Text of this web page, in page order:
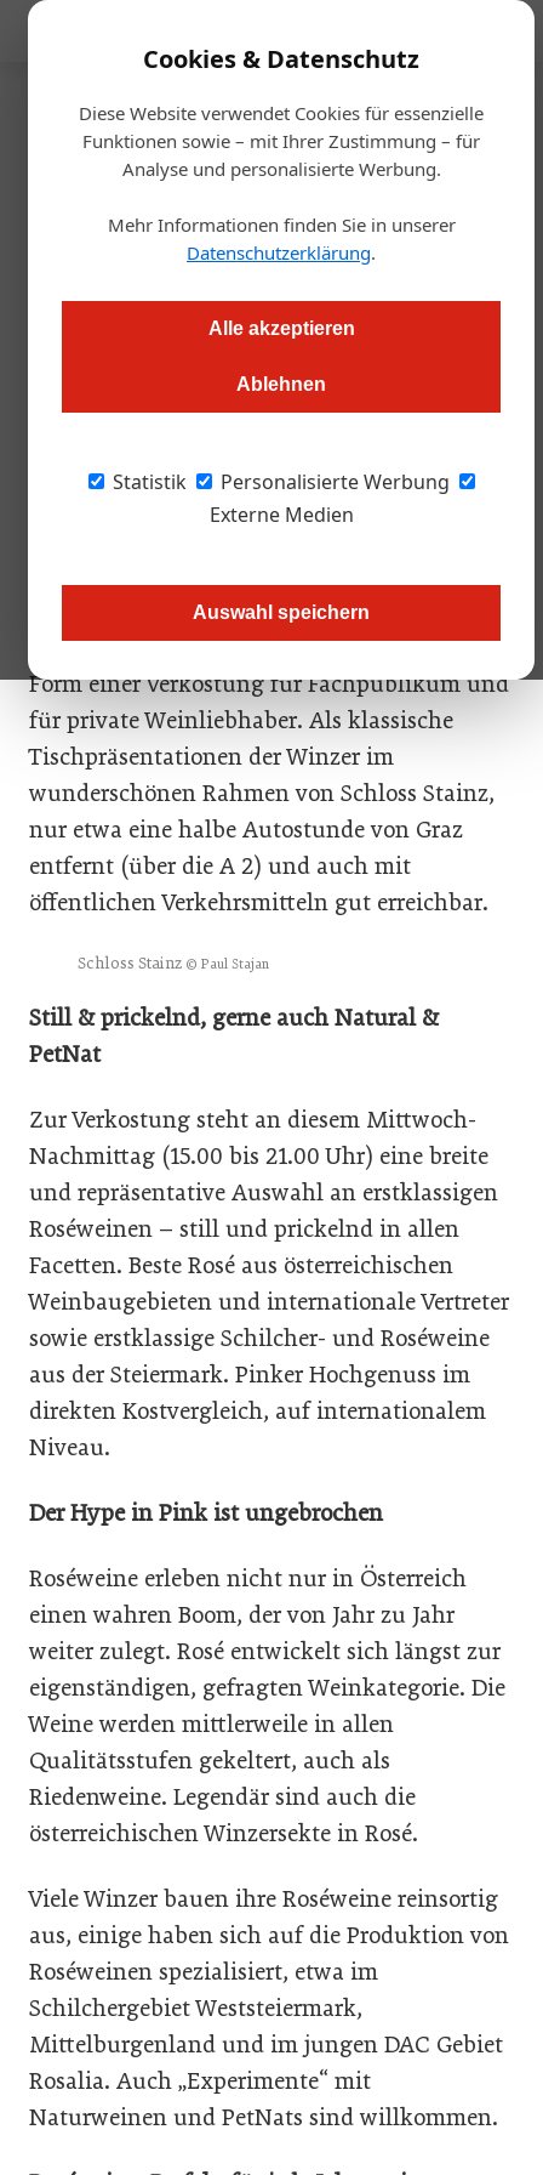
Cookies & Datenschutz
Diese Website verwendet Cookies für essenzielle
Funktionen sowie – mit Ihrer Zustimmung – für
Analyse und personalisierte Werbung.
Mehr Informationen finden Sie in unserer
Datenschutzerklärung.
Alle akzeptieren
Ablehnen
Statistik
Personalisierte Werbung
Externe Medien
Auswahl speichern
Startseite/Handel & Hersteller
Wein Steiermark
Internationales
Roséweinfestival Steiermark
13.05.2024, 12:54 Uhr
Die spannende Welt der Roséweine verkosten und
Sommernachmittag verbringen. Im prächtigen Ambiente von
Schloss Stainz in der Nähe von Graz.
und Wein Steiermark organisieren das
Internationale Roséweinfestival wieder in
Form einer Verkostung für Fachpublikum und
für private Weinliebhaber. Als klassische
Tischpräsentationen der Winzer im
wunderschönen Rahmen von Schloss Stainz,
nur etwa eine halbe Autostunde von Graz
entfernt (über die A 2) und auch mit
öffentlichen Verkehrsmitteln gut erreichbar.
Schloss Stainz © Paul Stajan
Still & prickelnd, gerne auch Natural &
PetNat
Zur Verkostung steht an diesem Mittwoch-
Nachmittag (15.00 bis 21.00 Uhr) eine breite
und repräsentative Auswahl an erstklassigen
Roséweinen – still und prickelnd in allen
Facetten. Beste Rosé aus österreichischen
Weinbaugebieten und internationale Vertreter
sowie erstklassige Schilcher- und Roséweine
aus der Steiermark. Pinker Hochgenuss im
direkten Kostvergleich, auf internationalem
Niveau.
Der Hype in Pink ist ungebrochen
Roséweine erleben nicht nur in Österreich
einen wahren Boom, der von Jahr zu Jahr
weiter zulegt. Rosé entwickelt sich längst zur
eigenständigen, gefragten Weinkategorie. Die
Weine werden mittlerweile in allen
Qualitätsstufen gekeltert, auch als
Riedenweine. Legendär sind auch die
österreichischen Winzersekte in Rosé.
Viele Winzer bauen ihre Roséweine reinsortig
aus, einige haben sich auf die Produktion von
Roséweinen spezialisiert, etwa im
Schilchergebiet Weststeiermark,
Mittelburgenland und im jungen DAC Gebiet
Rosalia. Auch „Experimente“ mit
Naturweinen und PetNats sind willkommen.